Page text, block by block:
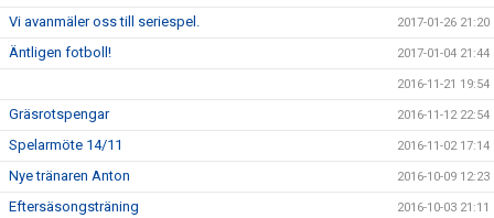
Vi avanmäler oss till seriespel. 2017-01-26 21:20
Äntligen fotboll! 2017-01-04 21:44
2016-11-21 19:54
Gräsrotspengar 2016-11-12 22:54
Spelarmöte 14/11 2016-11-02 17:14
Nye tränaren Anton 2016-10-09 12:23
Eftersäsongsträning 2016-10-03 21:11